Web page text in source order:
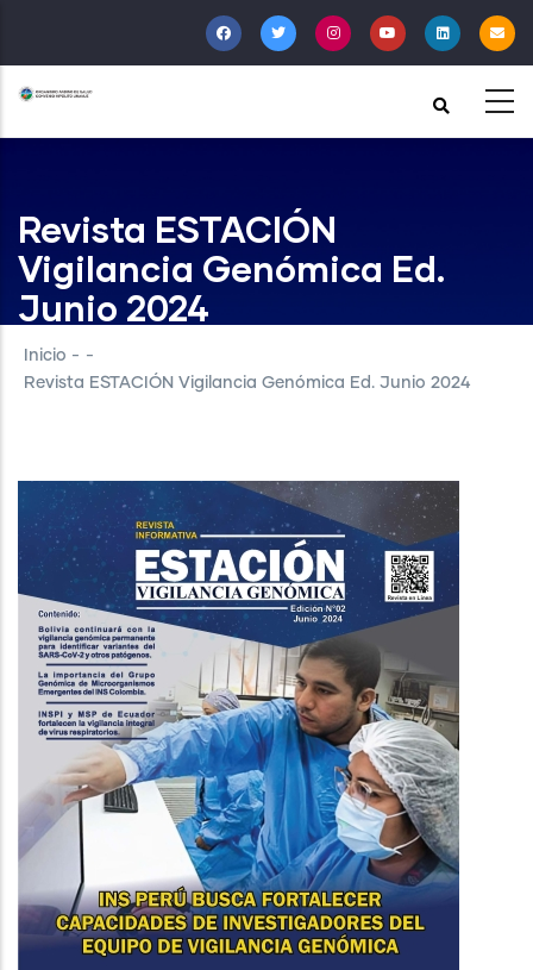
al
contenido
principal
Revista ESTACIÓN
Vigilancia Genómica Ed.
Junio 2024
Inicio - -
Revista ESTACIÓN Vigilancia Genómica Ed. Junio 2024